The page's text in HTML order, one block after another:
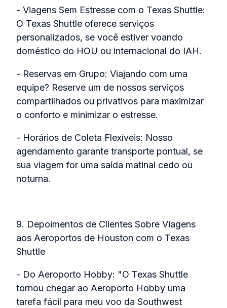
- Viagens Sem Estresse com o Texas Shuttle:
O Texas Shuttle oferece serviços
personalizados, se você estiver voando
doméstico do HOU ou internacional do IAH.
- Reservas em Grupo: Viajando com uma
equipe? Reserve um de nossos serviços
compartilhados ou privativos para maximizar
o conforto e minimizar o estresse.
- Horários de Coleta Flexíveis: Nosso
agendamento garante transporte pontual, se
sua viagem for uma saída matinal cedo ou
noturna.
9. Depoimentos de Clientes Sobre Viagens
aos Aeroportos de Houston com o Texas
Shuttle
- Do Aeroporto Hobby: "O Texas Shuttle
tornou chegar ao Aeroporto Hobby uma
tarefa fácil para meu voo da Southwest